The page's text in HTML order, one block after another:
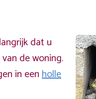
dat u
van de woning.
in eenholle